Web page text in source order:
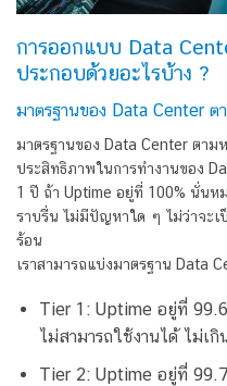
การออกแบบ Data
ประกอบด้วยอะไรบ้าง ?
มาตรฐานของ Data Center
มาตรฐานของ Data Center ตาม
ประสิทธิภาพในการทำงานของ
1 ปี ถ้า Uptime อยู่ที่ 100% นั่นห
ราบรื่น ไม่มีปัญหาใด ๆ ไม่ว่าจะเ
ร้อน
เราสามารถแบ่งมาตรฐาน Data
Tier 1: Uptime อยู่ที่
ไม่สามารถใช้งานได้ ไม่เ
Tier 2: Uptime อยู่ที่